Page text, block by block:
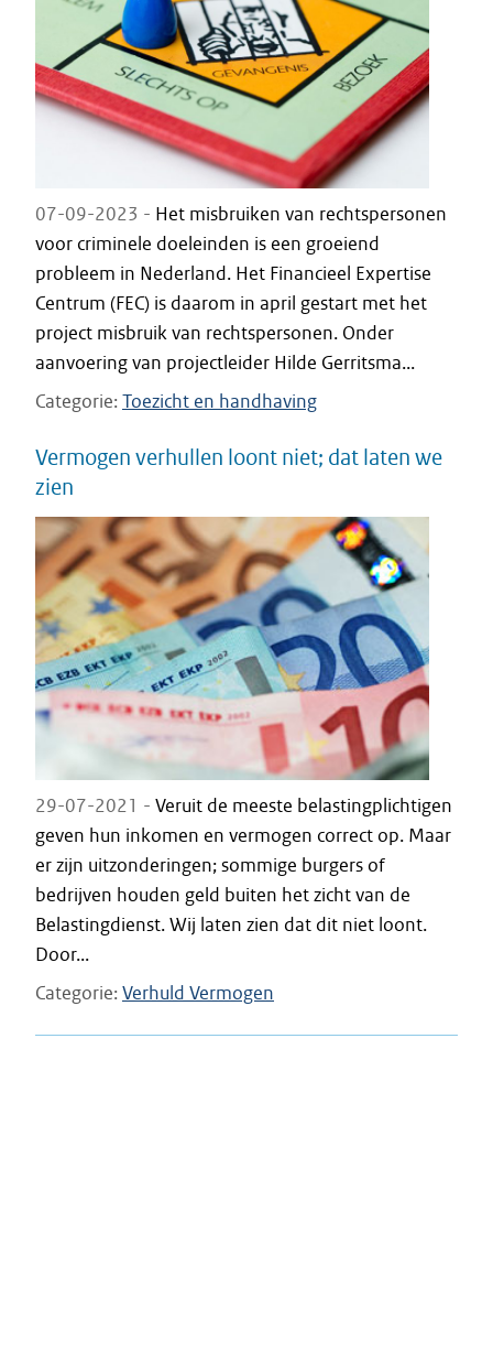
07-09-2023 - Het misbruiken van rechtspersonen
voor criminele doeleinden is een groeiend
probleem in Nederland. Het Financieel Expertise
Centrum (FEC) is daarom in april gestart met het
project misbruik van rechtspersonen. Onder
aanvoering van projectleider Hilde Gerritsma...
Categorie Toezicht en handhaving
Vermogen verhullen loont niet; dat laten we
zien
29-07-2021 - Veruit de meeste belastingplichtigen
geven hun inkomen en vermogen correct op. Maar
er zijn uitzonderingen; sommige burgers of
bedrijven houden geld buiten het zicht van de
Belastingdienst. Wij laten zien dat dit niet loont.
Door...
Categorie Verhuld Vermogen